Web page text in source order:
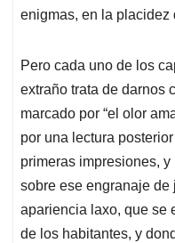
enigmas, en la placidez
Pero cada uno de los
extraño trata de darnos
marcado por “el olor
por una lectura
primeras impresiones,
sobre ese engranaje de
apariencia laxo, que se
de los habitantes, y